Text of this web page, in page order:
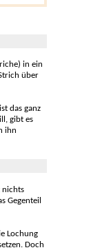
in ein
über
das ganz
gibt es
ihn
nichts
Gegen­teil
Lochung
Doch